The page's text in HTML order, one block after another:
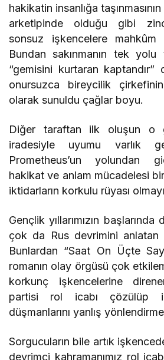
hakikatin insanlığa
arketipinde olduğu gibi
sonsuz işkencelere mahkûm
Bundan sakınmanın tek
“gemisini kurtaran kaptandır”
onursuzca bireycilik
olarak sunuldu çağlar boyu.
Diğer taraftan ilk oluşun o
iradesiyle uyumu varlık
Prometheus’un yolundan
hakikat ve anlam mücadelesi
iktidarların korkulu rüyası
Gençlik yıllarımızın
çok da Rus devrimini anlatan
Bunlardan “Saat On Üçte
romanın olay örgüsü çok
korkunç işkencelerine
partisi rol icabı çözülüp
düşmanlarını yanlış yönlendirme
Sorgucuların bile artık
devrimci kahramanımız rol